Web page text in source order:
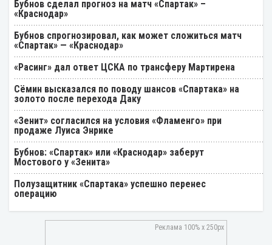
Бубнов сделал прогноз на матч «Спартак» –
«Краснодар»
Бубнов спрогнозировал, как может сложиться матч
«Спартак» — «Краснодар»
«Расинг» дал ответ ЦСКА по трансферу Мартирена
Cёмин высказался по поводу шансов «Спартака» на
золото после перехода Даку
«Зенит» согласился на условия «Фламенго» при
продаже Луиса Энрике
Бубнов: «Спартак» или «Краснодар» заберут
Мостового у «Зенита»
Полузащитник «Спартака» успешно перенес
операцию